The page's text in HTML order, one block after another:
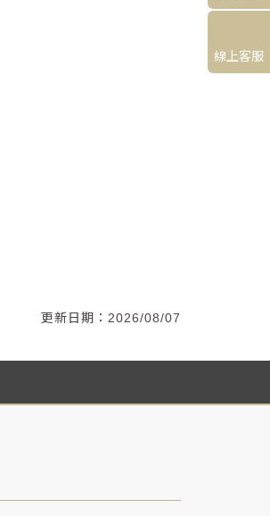
2026/08/07
線上客服